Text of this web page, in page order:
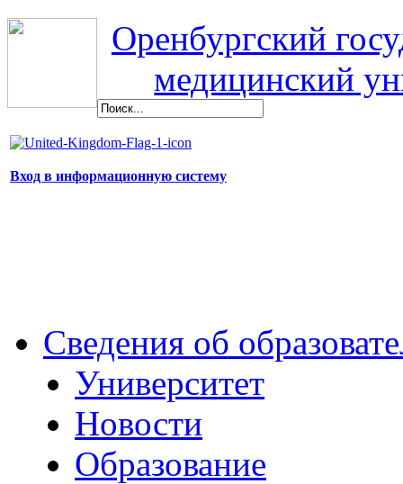
Оренбургский
медицинский
Вход в информационную систему
Сведения об
Университет
Новости
Образование